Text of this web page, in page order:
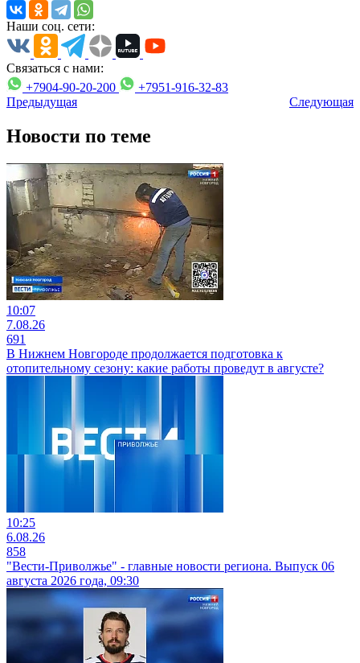
Наши соц. сети:
Связаться с нами:
+7904-90-20-200
+7951-916-32-83
Предыдущая
Следующая
Новости по теме
10:07
7.08.26
691
В Нижнем Новгороде продолжается подготовка к
отопительному сезону: какие работы проведут в августе?
10:25
6.08.26
858
"Вести-Приволжье" - главные новости региона. Выпуск 06
августа 2026 года, 09:30